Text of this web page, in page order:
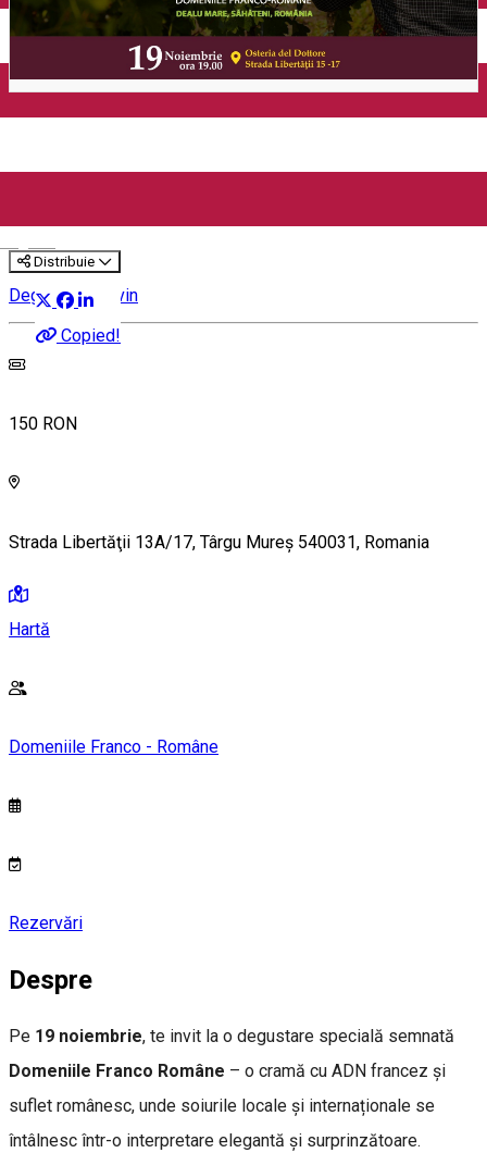
stil francez, cu accent
Distribuie
Copied!
Degustare de vin
150 RON
Strada Libertăţii 13A/17, Târgu Mureș 540031, Romania
Hartă
Domeniile Franco - Române
Rezervări
Despre
Pe 19 noiembrie, te invit la o degustare specială semnată
Domeniile Franco Române – o cramă cu ADN francez și
suflet românesc, unde soiurile locale și internaționale se
întâlnesc într-o interpretare elegantă și surprinzătoare.